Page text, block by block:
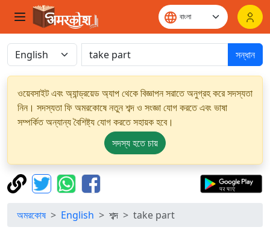
সন্ধান
ওয়েবসাইট এবং অ্যান্ড্রয়েড অ্যাপ থেকে বিজ্ঞাপন সরাতে অনুগ্রহ করে সদস্যতা
নিন। সদস্যতা ফি অমরকোষে নতুন শব্দ ও সংজ্ঞা যোগ করতে এবং ভাষা
সম্পর্কিত অন্যান্য বৈশিষ্ট্য যোগ করতে সহায়ক হবে।
সদস্য হতে চায়
অমরকোষ English শব্দ take part